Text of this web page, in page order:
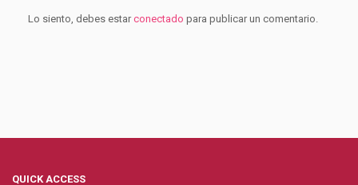
Lo siento, debes estarconectado para publicar un comentario.
QUICK ACCESS